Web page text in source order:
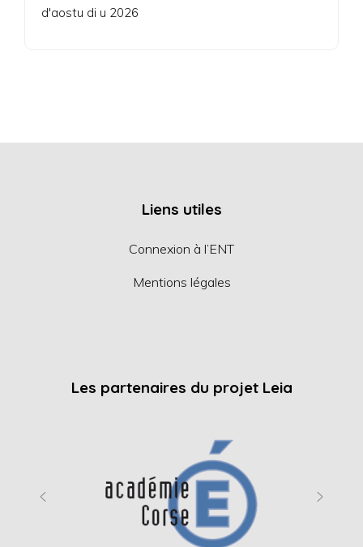
d'aostu di u 2026
Liens utiles
Connexion à l’ENT
Mentions légales
Les partenaires du projet Leia